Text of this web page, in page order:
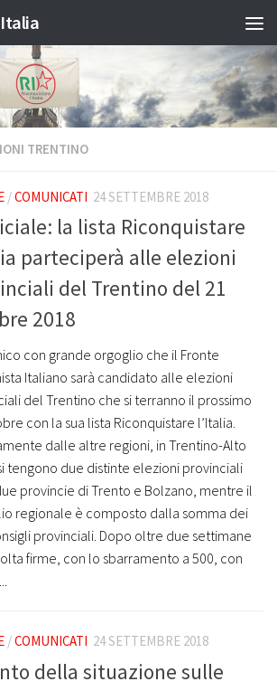
TRENTINO
/COMUNICATI 24 SETTEMBRE 2018
la lista Riconquistare
parteciperà alle elezioni
del Trentino del 21
2018
con grande orgoglio che il Fronte
Italiano sarà candidato alle elezioni
del Trentino che si terranno il prossimo
con la sua lista Riconquistare l’Italia.
dalle altre regioni, in Trentino-Alto
tengono due distinte elezioni provinciali
provincie di Trento e Bolzano, mentre il
regionale è composto dalla somma dei
provinciali. Dopo oltre due settimane
firme, con lo sbarramento a 500, con
/COMUNICATI 24 SETTEMBRE 2018
della situazione sulle